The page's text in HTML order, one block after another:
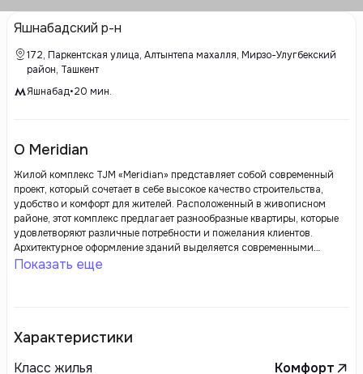
Яшнабадский р-н
172, Паркентская улица, Алтынтепа махалля, Мирзо-Улугбекский
район, Ташкент
Яшнабад•20 мин.
О Meridian
Жилой комплекс TJM «Meridian» представляет собой современный
проект, который сочетает в себе высокое качество строительства,
удобство и комфорт для жителей. Расположенный в живописном
районе, этот комплекс предлагает разнообразные квартиры, которые
удовлетворяют различные потребности и пожелания клиентов.
Архитектурное оформление зданий выделяется современными
линиями и гармоничной композицией, что придаёт комплексу
Показать еще
Характеристики
Класс жилья
Комфорт